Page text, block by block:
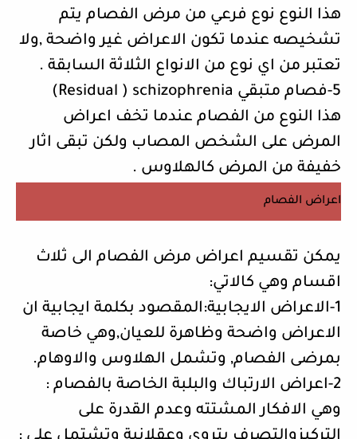
هذا النوع نوع فرعي من مرض الفصام يتم
تشخيصه عندما تكون الاعراض غير واضحة ,ولا
تعتبر من اي نوع من الانواع الثلاثة السابقة .
5-فصام متبقي
schizophrenia
(
Residual
)
هذا النوع من الفصام عندما تخف اعراض
المرض على الشخص المصاب ولكن تبقى اثار
خفيفة من المرض كالهلاوس .
اعراض الفصام
يمكن تقسيم اعراض مرض الفصام الى ثلاث
اقسام وهي كالاتي:
1-الاعراض الايجابية:المقصود بكلمة ايجابية ان
الاعراض واضحة وظاهرة للعيان,وهي خاصة
بمرضى الفصام, وتشمل الهلاوس والاوهام.
2-اعراض الارتباك والبلبة الخاصة بالفصام :
وهي الافكار المشتته وعدم القدرة على